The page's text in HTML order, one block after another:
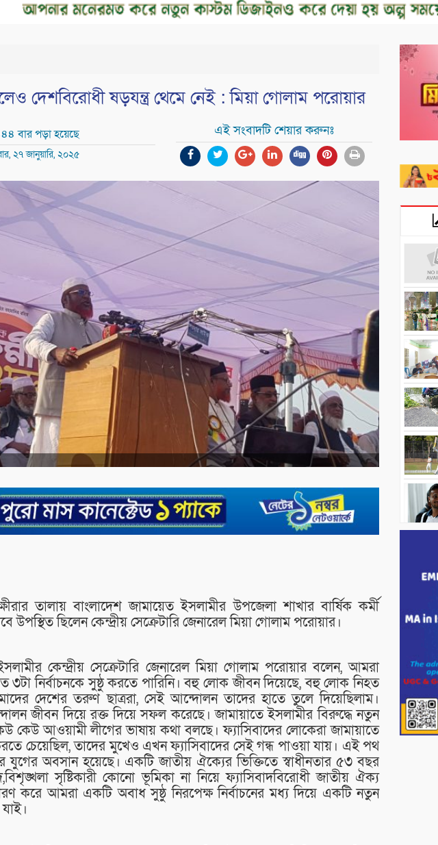
দেশবিরোধী ষড়যন্ত্র থেমে নেই : মিয়া গোলাম পরোয়ার
বার পড়া হয়েছে
২৭ জানুয়ারি, ২০২৫
এই সংবাদটি শেয়ার করুনঃ
তালায় বাংলাদেশ জামায়েত ইসলামীর উপজেলা শাখার বার্ষিক কর্মী
উপস্থিত ছিলেন কেন্দ্রীয় সেক্রেটারি জেনারেল মিয়া গোলাম পরোয়ার।
কেন্দ্রীয় সেক্রেটারি জেনারেল মিয়া গোলাম পরোয়ার বলেন, আমরা
৩টা নির্বাচনকে সুষ্ঠু করতে পারিনি। বহু লোক জীবন দিয়েছে, বহু লোক নিহত
দেশের তরুণ ছাত্ররা, সেই আন্দোলন তাদের হাতে তুলে দিয়েছিলাম।
জীবন দিয়ে রক্ত দিয়ে সফল করেছে। জামায়াতে ইসলামীর বিরুদ্ধে নতুন
কেউ আওয়ামী লীগের ভাষায় কথা বলছে। ফ্যাসিবাদের লোকেরা জামায়াতে
চেয়েছিল, তাদের মুখেও এখন ফ্যাসিবাদের সেই গন্ধ পাওয়া যায়। এই পথ
যুগের অবসান হয়েছে। একটি জাতীয় ঐক্যের ভিক্তিতে স্বাধীনতার ৫৩ বছর
সৃষ্টিকারী কোনো ভূমিকা না নিয়ে ফ্যাসিবাদবিরোধী জাতীয় ঐক্য
করে আমরা একটি অবাধ সুষ্ঠু নিরপেক্ষ নির্বাচনের মধ্য দিয়ে একটি নতুন